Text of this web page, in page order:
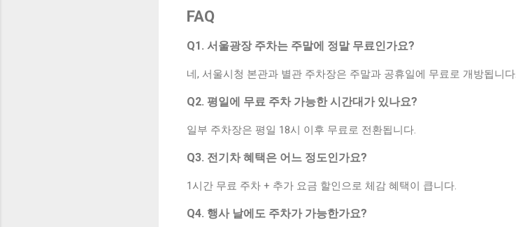
FAQ
Q1. 서울광장 주차는 주말에 정말 무료인가요?
네, 서울시청 본관과 별관 주차장은 주말과 공휴일에 무료로 개방됩니다.
Q2. 평일에 무료 주차 가능한 시간대가 있나요?
일부 주차장은 평일 18시 이후 무료로 전환됩니다.
Q3. 전기차 혜택은 어느 정도인가요?
1시간 무료 주차 + 추가 요금 할인으로 체감 혜택이 큽니다.
Q4. 행사 날에도 주차가 가능한가요?